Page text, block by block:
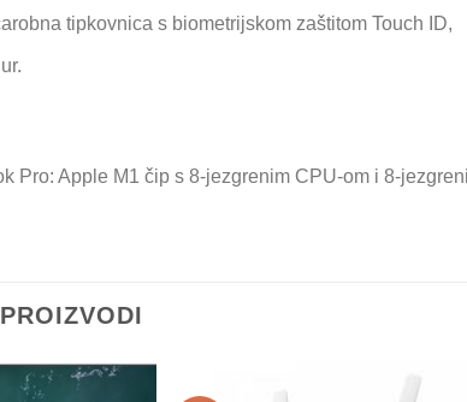
tipkovnica s biometrijskom zaštitom Touch ID,
Pro: Apple M1 čip s 8‑jezgrenim CPU-om i